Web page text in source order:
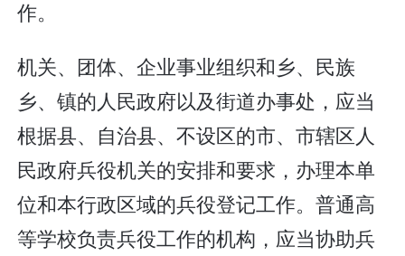
作。
机关、团体、企业事业组织和乡、民族
乡、镇的人民政府以及街道办事处，应当
根据县、自治县、不设区的市、市辖区人
民政府兵役机关的安排和要求，办理本单
位和本行政区域的兵役登记工作。普通高
等学校负责兵役工作的机构，应当协助兵